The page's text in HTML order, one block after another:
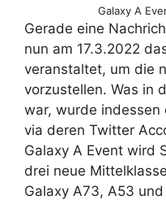
Galaxy A
Gerade eine
nun am 17.3.2022
veranstaltet, um die
vorzustellen. Was in
war, wurde indessen
via deren Twitter
Galaxy A Event wird
drei neue
Galaxy A73, A53